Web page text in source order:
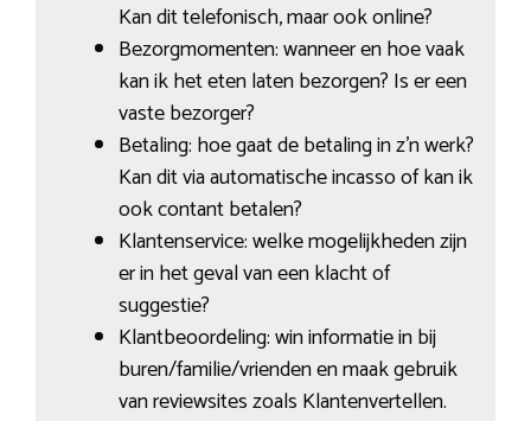
Kan dit telefonisch, maar ook online?
Bezorgmomenten: wanneer en hoe vaak
kan ik het eten laten bezorgen? Is er een
vaste bezorger?
Betaling: hoe gaat de betaling in z’n werk?
Kan dit via automatische incasso of kan ik
ook contant betalen?
Klantenservice: welke mogelijkheden zijn
er in het geval van een klacht of
suggestie?
Klantbeoordeling: win informatie in bij
buren/familie/vrienden en maak gebruik
van reviewsites zoals Klantenvertellen.